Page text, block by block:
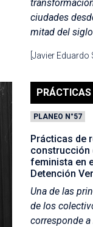
ciudades
mitad del
[Javier Eduardo
PRÁCTICAS
PLANEO N°57
Prácticas de
construcción
feminista en
Detención
Una de las
de los
corresponde a